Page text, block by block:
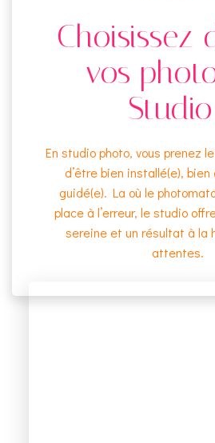
Choisissez
vos
En studio photo, vous prenez
d’être bien installé(e),
guidé(e). La où le
place à l’erreur, le studio
sereine et un résultat à la
attentes.